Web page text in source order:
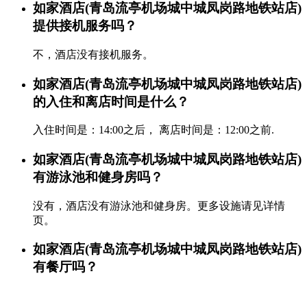
如家酒店(青岛流亭机场城中城凤岗路地铁站店)
提供接机服务吗？
不，酒店没有接机服务。
如家酒店(青岛流亭机场城中城凤岗路地铁站店)
的入住和离店时间是什么？
入住时间是：14:00之后， 离店时间是：12:00之前.
如家酒店(青岛流亭机场城中城凤岗路地铁站店)
有游泳池和健身房吗？
没有，酒店没有游泳池和健身房。更多设施请见详情
页。
如家酒店(青岛流亭机场城中城凤岗路地铁站店)
有餐厅吗？